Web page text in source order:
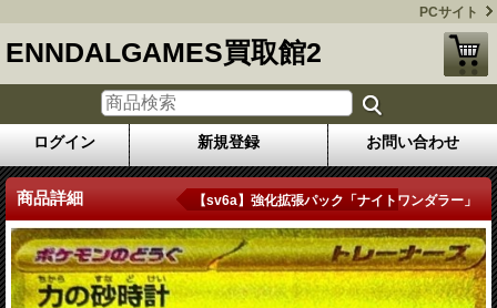
PCサイト
ENNDALGAMES買取館2
ログイン 新規登録 お問い合わせ
商品詳細 【sv6a】強化拡張パック「ナイトワンダラー」